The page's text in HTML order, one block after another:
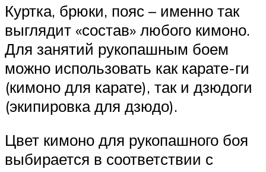
Куртка, брюки, пояс – именно так
выглядит «состав» любого кимоно.
Для занятий рукопашным боем
можно использовать как карате-ги
(кимоно для карате), так и дзюдоги
(экипировка для дзюдо).
Цвет кимоно для рукопашного боя
выбирается в соответствии с